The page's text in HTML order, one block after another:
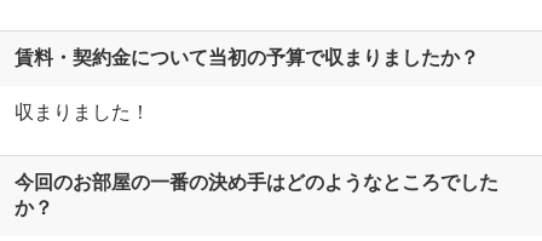
賃料・契約金について当初の予算で収まりましたか？
収まりました！
今回のお部屋の一番の決め手はどのようなところでした
か？